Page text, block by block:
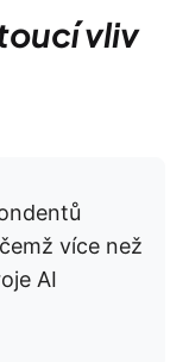
vliv
více než
AI